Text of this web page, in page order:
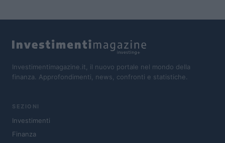
Investimentimagazine.it, il nuovo portale nel mondo della
finanza. Approfondimenti, news, confronti e statistiche.
SEZIONI
Investimenti
Finanza